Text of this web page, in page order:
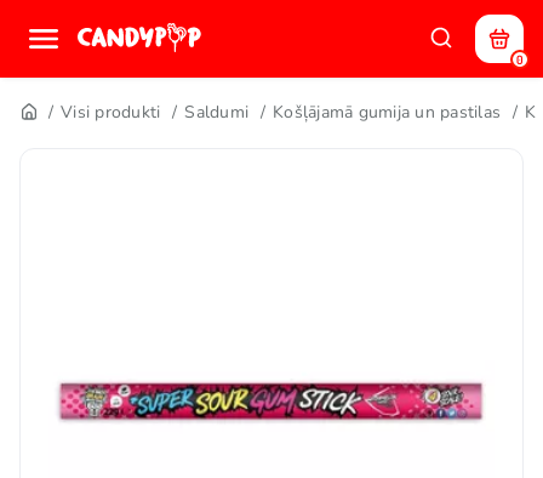
0
Visi produkti Saldumi Košļājamā gumija un pastilas